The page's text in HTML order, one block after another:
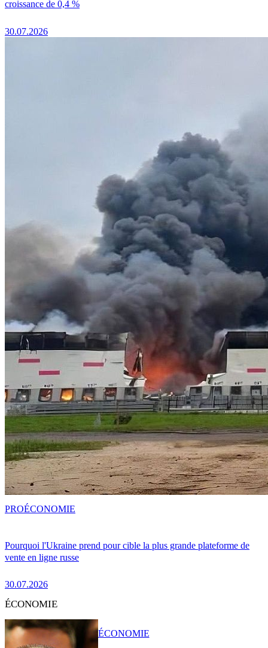
croissance de 0,4 %
30.07.2026
Pourquoi l'Ukraine prend pour cible la plus grande plateforme de
vente en ligne russe
30.07.2026
PROÉCONOMIE
ÉCONOMIE
ÉCONOMIE